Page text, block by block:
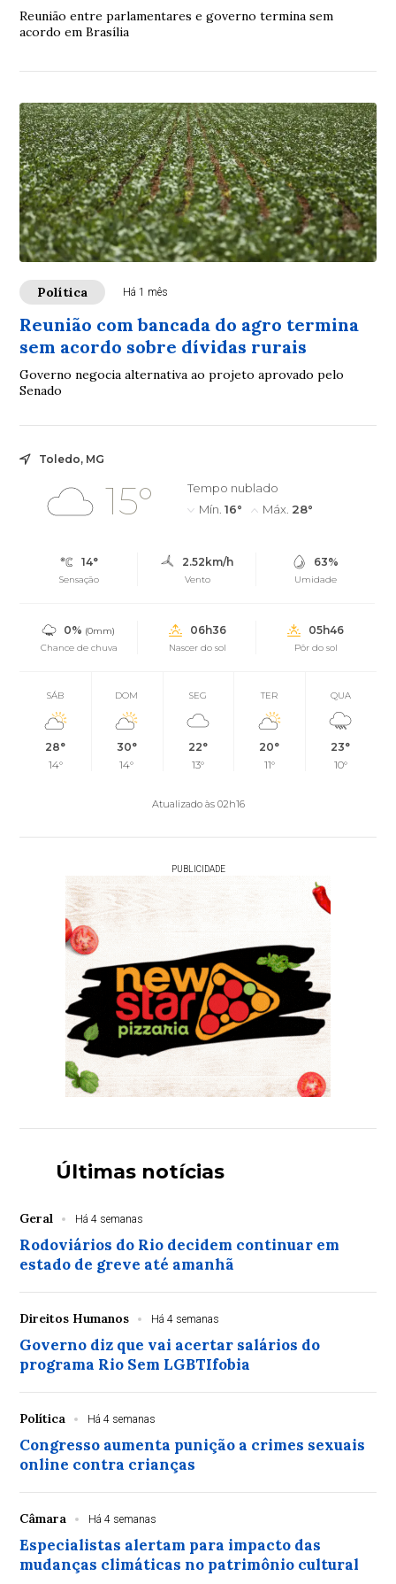
Reunião entre parlamentares e governo termina sem
acordo em Brasília
Política Há 1 mês
Reunião com bancada do agro termina
sem acordo sobre dívidas rurais
Governo negocia alternativa ao projeto aprovado pelo
Senado
Toledo, MG
15°
Tempo nublado
Mín. 16° Máx. 28°
14°
Sensação
2.52km/h
Vento
63%
Umidade
0% (0mm)
Chance de chuva
06h36
Nascer do sol
05h46
Pôr do sol
SÁB
28°
14°
DOM
30°
14°
SEG
22°
13°
TER
20°
11°
QUA
23°
10°
Atualizado às 02h16
PUBLICIDADE
Últimas notícias
Geral Há 4 semanas
Rodoviários do Rio decidem continuar em
estado de greve até amanhã
Direitos Humanos Há 4 semanas
Governo diz que vai acertar salários do
programa Rio Sem LGBTIfobia
Política Há 4 semanas
Congresso aumenta punição a crimes sexuais
online contra crianças
Câmara Há 4 semanas
Especialistas alertam para impacto das
mudanças climáticas no patrimônio cultural